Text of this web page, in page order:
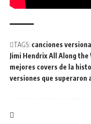
TAGS: canciones
Jimi Hendrix All Along
mejores covers de la
versiones que superaron